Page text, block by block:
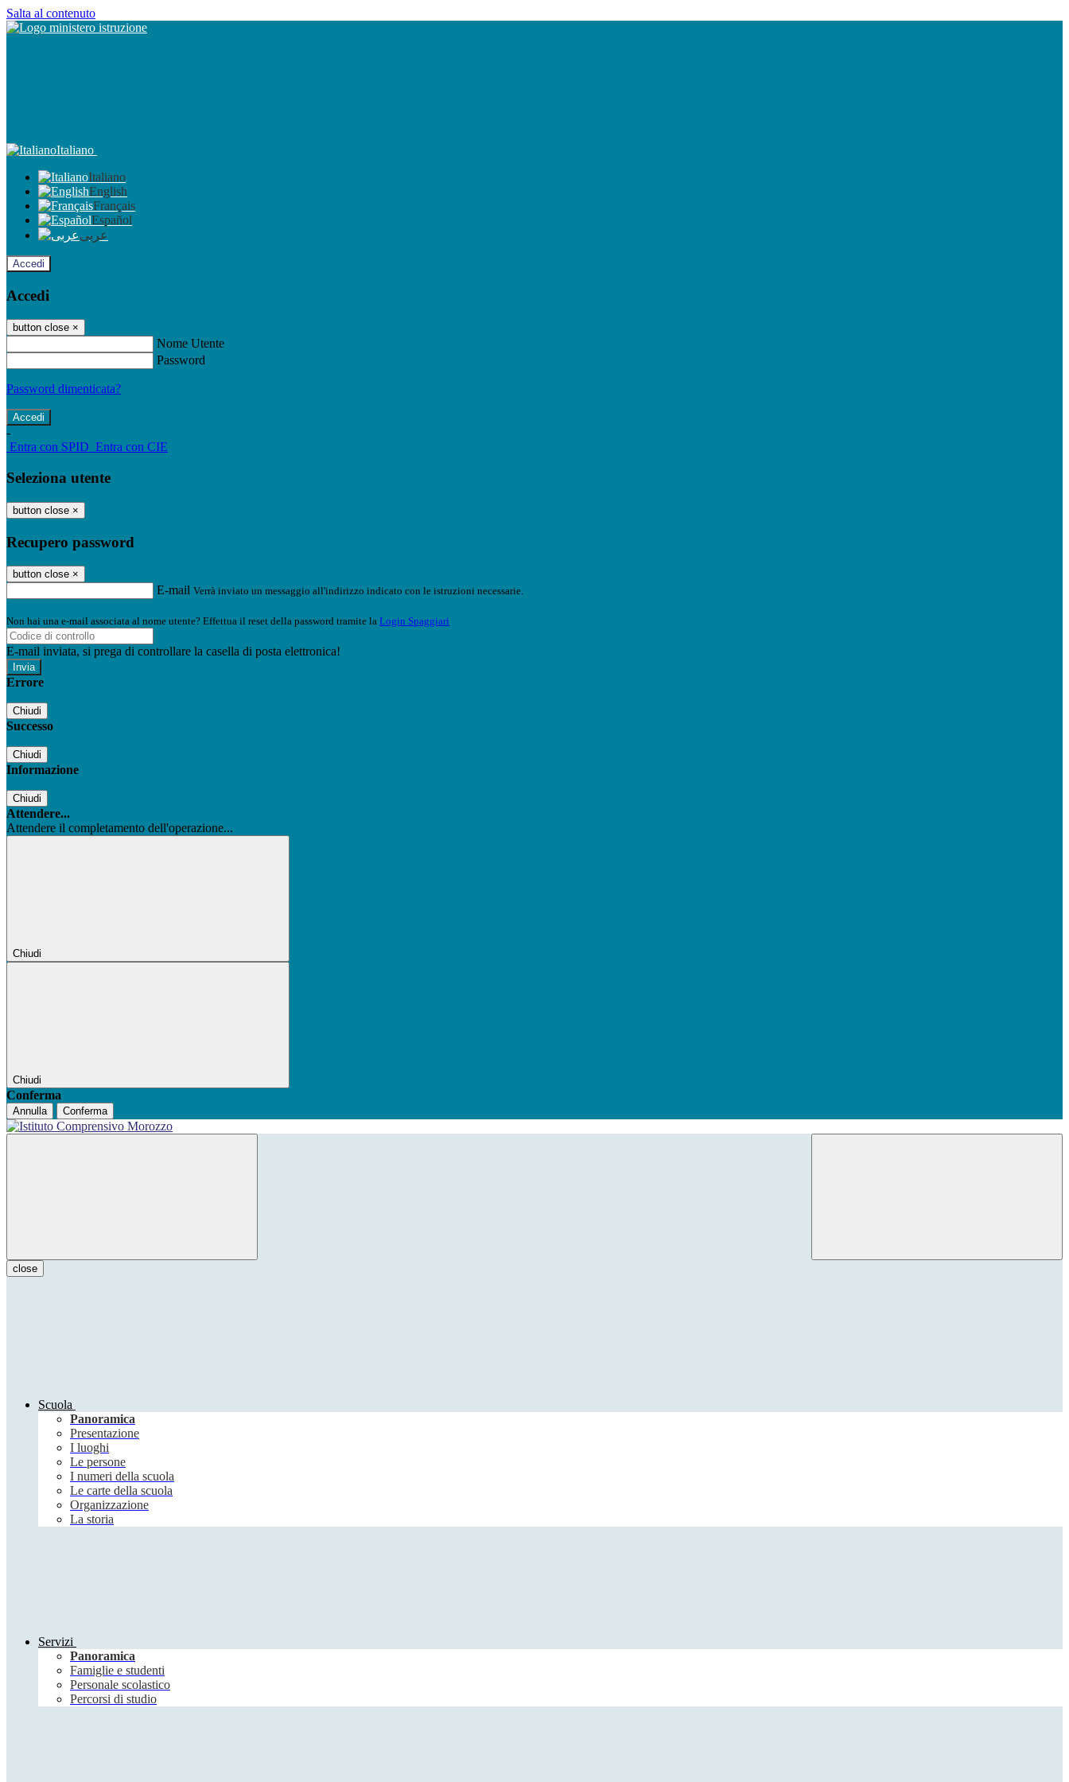
Salta al contenuto
Italiano
Italiano
English
Français
Español
عربى
Accedi
Accedi
button close ×
Nome Utente
Password
Password dimenticata?
-
Entra con SPID Entra con CIE
Seleziona utente
button close ×
Recupero password
button close ×
E-mail Verrà inviato un messaggio all'indirizzo indicato con le istruzioni necessarie.
Non hai una e-mail associata al nome utente? Effettua il reset della password tramite la Login Spaggiari
E-mail inviata, si prega di controllare la casella di posta elettronica!
Errore
Chiudi
Successo
Chiudi
Informazione
Chiudi
Attendere...
Attendere il completamento dell'operazione...
Chiudi
Chiudi
Conferma
Annulla Conferma
close
Scuola
Panoramica
Presentazione
I luoghi
Le persone
I numeri della scuola
Le carte della scuola
Organizzazione
La storia
Servizi
Panoramica
Famiglie e studenti
Personale scolastico
Percorsi di studio